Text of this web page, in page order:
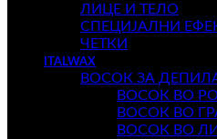
ЛИЦЕ И ТЕЛО
СПЕЦИЈАЛНИ
ЧЕТКИ
ITALWAX
ВОСОК ЗА
ВОСОК ВО
ВОСОК ВО
ВОСОК ВО